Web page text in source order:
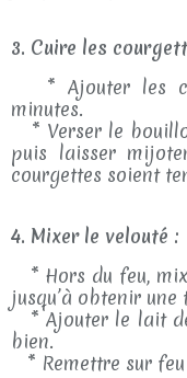
3. Cuire les
* Ajouter les
minutes.
* Verser le
puis laisser
courgettes soient
4. Mixer le velouté :
* Hors du feu,
jusqu’à obtenir une
* Ajouter le lait de
bien.
* Remettre sur